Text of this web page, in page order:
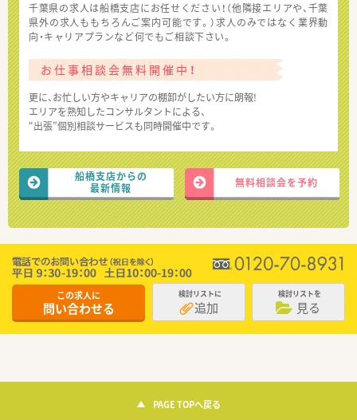
千葉県の求人は船橋支店にお任せください！（他隣接エリアや、千葉
県外の求人ももちろんご案内可能です。）求人のみではなく業界動
向・キャリアプランなど何でもご相談下さい。
お仕事相談会無料開催中！
更に、お忙しい方やキャリアの棚卸がしたい方に朗報!
エリアを熟知したコンサルタントによる、
“出張”個別相談サービスも同時開催中です。
船橋支店からの
最新情報
無料相談会を予約
この求人に
問い合わせる
検討リストに
追加
検討リストを
見る
PAGE TOPへ戻る